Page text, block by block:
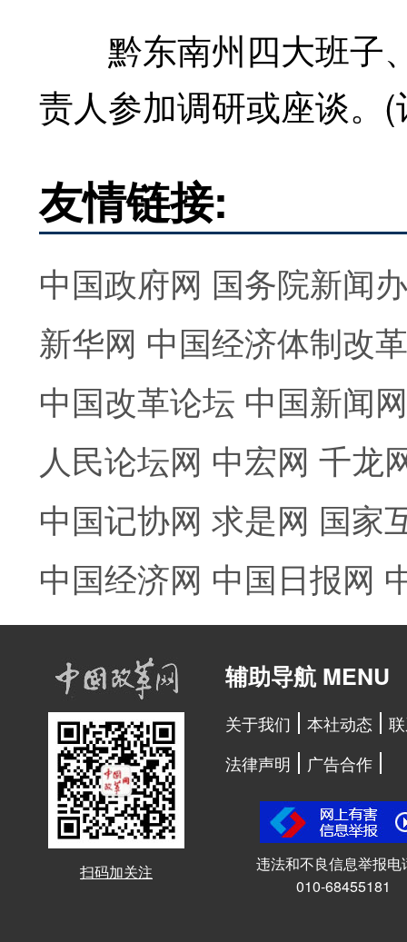
黔东南州四大班子
责人参加调研或座谈。
友情链接:
中国政府网 国务院新闻
新华网 中国经济体制改
中国改革论坛 中国新闻网
人民论坛网 中宏网 千龙
中国记协网 求是网 国家
中国经济网 中国日报网
扫码加关注
辅助导航 MENU
关于我们 本社动态
法律声明
广告合作
违法和不良信息举报电
010-68455181